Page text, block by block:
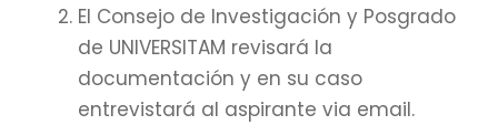
El Consejo de Investigación y Posgrado
de UNIVERSITAM revisará la
documentación y en su caso
entrevistará al aspirante via email.